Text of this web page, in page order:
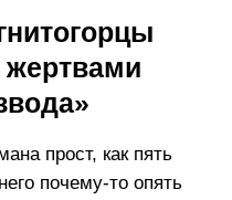
жертвами
прост, как пять
почему-то опять